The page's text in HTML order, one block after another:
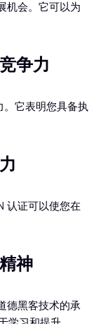
机会。它可以为
争力
。它表明您具备执
认证可以使您在
神
德黑客技术的承